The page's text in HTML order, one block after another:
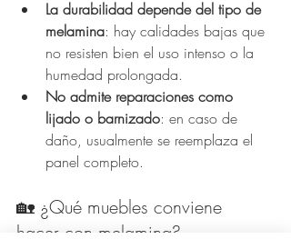
La durabilidad depende del tipo de
melamina: hay calidades bajas que
no resisten bien el uso intenso o la
humedad prolongada.
No admite reparaciones como
lijado o barnizado: en caso de
daño, usualmente se reemplaza el
panel completo.
🏡 ¿Qué muebles conviene
hacer con melamina?